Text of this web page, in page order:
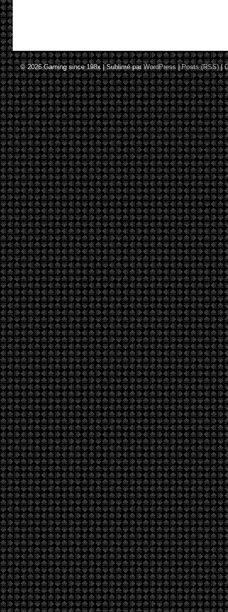
© 2026Gaming since 198x|Sublimé parWordPress |Posts (RSS)|